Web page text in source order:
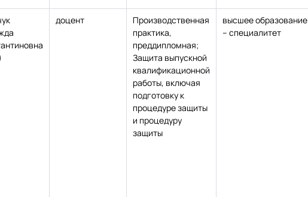
доцент
Производственная
практика,
преддипломная;
Защита выпускной
квалификационной
работы, включая
подготовку к
процедуре защиты
и процедуру
защиты
высшее образование
– специалитет